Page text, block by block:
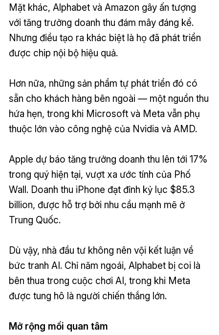
Mặt khác, Alphabet và Amazon gây ấn tượng
với tăng trưởng doanh thu đám mây đáng kể.
Nhưng điều tạo ra khác biệt là họ đã phát triển
được chip nội bộ hiệu quả.
Hơn nữa, những sản phẩm tự phát triển đó có
sẵn cho khách hàng bên ngoài — một nguồn thu
hứa hẹn, trong khi Microsoft và Meta vẫn phụ
thuộc lớn vào công nghệ của Nvidia và AMD.
Apple dự báo tăng trưởng doanh thu lên tới 17%
trong quý hiện tại, vượt xa ước tính của Phố
Wall. Doanh thu iPhone đạt đỉnh kỷ lục $85.3
billion, được hỗ trợ bởi nhu cầu mạnh mẽ ở
Trung Quốc.
Dù vậy, nhà đầu tư không nên vội kết luận về
bức tranh AI. Chỉ năm ngoái, Alphabet bị coi là
bên thua trong cuộc chơi AI, trong khi Meta
được tung hô là người chiến thắng lớn.
Mở rộng mối quan tâm